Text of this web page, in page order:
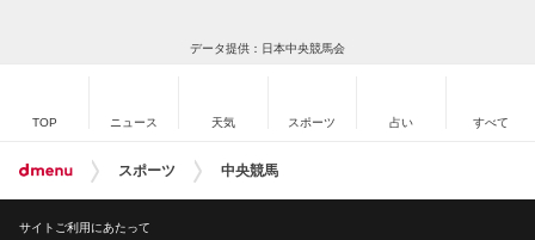
データ提供：日本中央競馬会
TOP ニュース 天気 スポーツ 占い すべて
スポーツ 中央競馬
サイトご利用にあたって